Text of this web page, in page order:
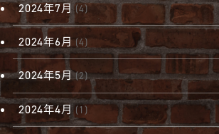
2024年7月(4)
2024年6月(4)
2024年5月 (2)
2024年4月 (1)